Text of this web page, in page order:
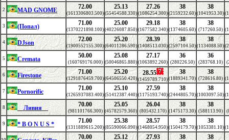
2 MAD GNOME 72.00
(1613306803.500)
25.13
(55454588.330)
27.26
(1086254.300)
38
(2159232.60)
38
(1041953.30)
3 (Попал) 71.00
(1370221898.100)
25.00
(40226087.850)
29.18
(1677582.340)
38
(1374605.60)
38
(717260.50)
4 DJson 72.00
(1900552155.300)
25.20
(64011286.590)
28.39
(1408513.030)
38
(2597104.50)
38
(1134088.50)
5 Cremata 50.00
(160769176.000)
25.08
(50046865.880)
27.17
(1063892.260)
36
(280226.50)
36
(283768.10)
6 Firestone 71.00
(1291876459.700)
25.20
(64506550.420)
28.55
(1459789.710)
38
(1889341.70)
38
(728616.80)
7 Pornorific 71.00
(1265937083.400)
25.10
(51412387.440)
27.59
(1175193.740)
38
(2444805.70)
38
(1003097.50)
8 __Ливия__ 70.00
(981101766.300)
25.05
(45782579.360)
26.04
(805432.170)
38
(1475173.30)
38
(588113.90)
9 * B O N U S * 71.00
(1311889615.200)
25.38
(85590066.090)
28.57
(1468054.950)
38
(1504179.70)
38
(1053381.10)
70.00 25.12 27.93 38 38